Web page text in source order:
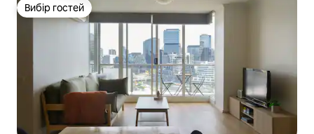
Вибір гостей
Вибір гостей